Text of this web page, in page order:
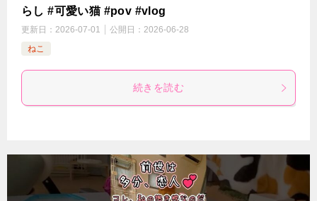
らし #可愛い猫 #pov #vlog
更新日： 2026-07-01 公開日： 2026-06-28
ねこ
続きを読む